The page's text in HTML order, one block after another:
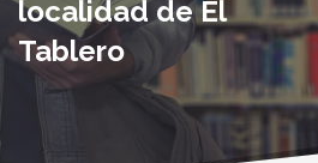
localidad de El
Tablero